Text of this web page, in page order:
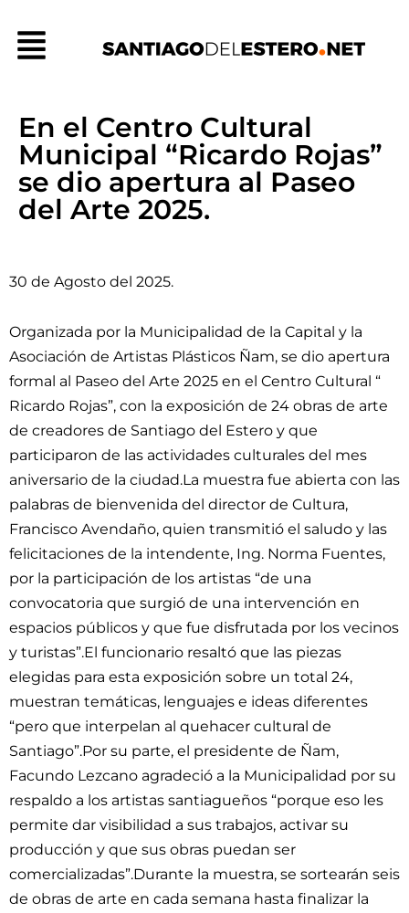
contenido
Menú
En el Centro Cultural
Municipal “Ricardo Rojas”
se dio apertura al Paseo
del Arte 2025.
30 de Agosto del 2025.
Organizada por la Municipalidad de la Capital y la
Asociación de Artistas Plásticos Ñam, se dio apertura
formal al Paseo del Arte 2025 en el Centro Cultural “
Ricardo Rojas”, con la exposición de 24 obras de arte
de creadores de Santiago del Estero y que
participaron de las actividades culturales del mes
aniversario de la ciudad.La muestra fue abierta con las
palabras de bienvenida del director de Cultura,
Francisco Avendaño, quien transmitió el saludo y las
felicitaciones de la intendente, Ing. Norma Fuentes,
por la participación de los artistas “de una
convocatoria que surgió de una intervención en
espacios públicos y que fue disfrutada por los vecinos
y turistas”.El funcionario resaltó que las piezas
elegidas para esta exposición sobre un total 24,
muestran temáticas, lenguajes e ideas diferentes
“pero que interpelan al quehacer cultural de
Santiago”.Por su parte, el presidente de Ñam,
Facundo Lezcano agradeció a la Municipalidad por su
respaldo a los artistas santiagueños “porque eso les
permite dar visibilidad a sus trabajos, activar su
producción y que sus obras puedan ser
comercializadas”.Durante la muestra, se sortearán seis
de obras de arte en cada semana hasta finalizar la